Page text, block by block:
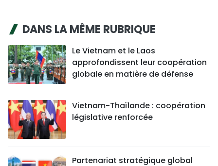
DANS LA MÊME RUBRIQUE
Le Vietnam et le Laos
approfondissent leur coopération
globale en matière de défense
Vietnam-Thaïlande : coopération
législative renforcée
Partenariat stratégique global